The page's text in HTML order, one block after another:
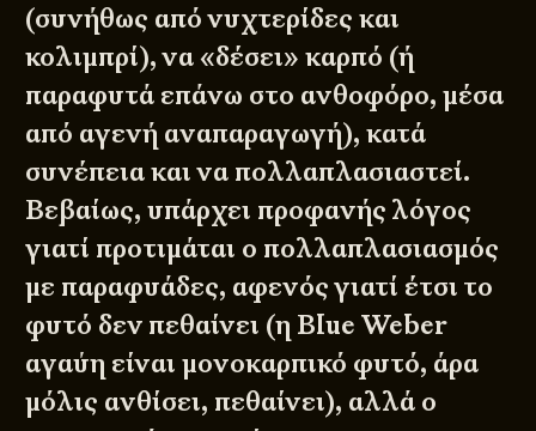
(συνήθως απόνυχτερίδες και
κολιμπρί), να «δέσει» καρπό (ή
παραφυτά επάνω στο ανθοφόρο, μέσα
από αγενή αναπαραγωγή), κατά
συνέπεια και να πολλαπλασιαστεί.
Βεβαίως, υπάρχει προφανής λόγος
γιατί προτιμάται ο πολλαπλασιασμός
με παραφυάδες, αφενός γιατί έτσι το
φυτό δεν πεθαίνει (η Blue Weber
αγαύη είναι μονοκαρπικό φυτό, άρα
μόλις ανθίσει, πεθαίνει), αλλά ο